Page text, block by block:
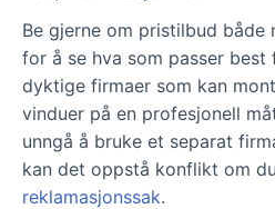
Be gjerne om pristilbud både
for å se hva som passer
dyktige firmaer som kan
vinduer på en profesjonell
unngå å bruke et separat
kan det oppstå konflikt om
reklamasjonssak.